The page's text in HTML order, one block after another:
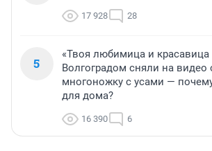
17 928 28
5
«Твоя любимица и красавица
Волгоградом сняли на видео
многоножку с усами —
для дома?
16 390 6